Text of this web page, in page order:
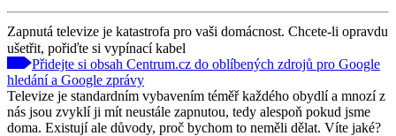
Zapnutá televize je katastrofa pro vaši domácnost. Chcete-li opravdu
ušetřit, pořiďte si vypínací kabel
Přidejte si obsah Centrum.cz do oblíbených zdrojů pro Google
hledání a Google zprávy
Televize je standardním vybavením téměř každého obydlí a mnozí z
nás jsou zvyklí ji mít neustále zapnutou, tedy alespoň pokud jsme
doma. Existují ale důvody, proč bychom to neměli dělat. Víte jaké?